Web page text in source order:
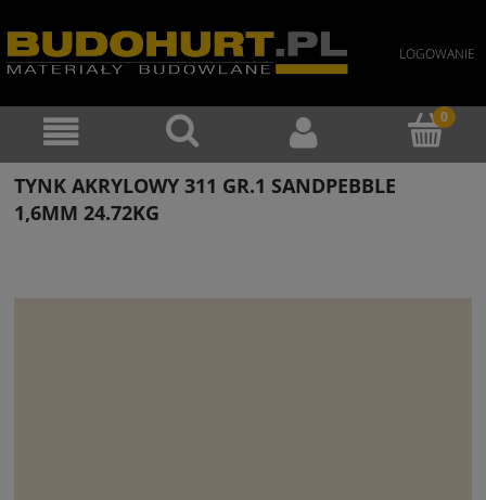
LOGOWANIE
TYNK AKRYLOWY 311 GR.1 SANDPEBBLE
1,6MM 24.72KG